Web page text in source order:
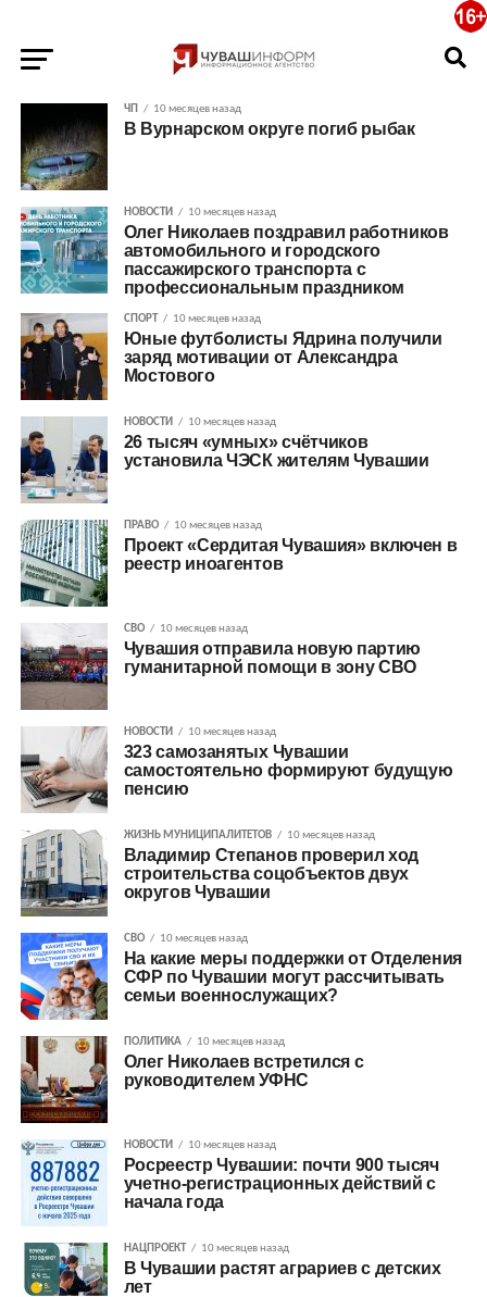
ЧП 10 месяцев назад
В Вурнарском округе погиб рыбак
НОВОСТИ 10 месяцев назад
Олег Николаев поздравил работников
автомобильного и городского
пассажирского транспорта с
профессиональным праздником
СПОРТ 10 месяцев назад
Юные футболисты Ядрина получили
заряд мотивации от Александра
Мостового
НОВОСТИ 10 месяцев назад
26 тысяч «умных» счётчиков
установила ЧЭСК жителям Чувашии
ПРАВО 10 месяцев назад
Проект «Сердитая Чувашия» включен в
реестр иноагентов
СВО 10 месяцев назад
Чувашия отправила новую партию
гуманитарной помощи в зону СВО
НОВОСТИ 10 месяцев назад
323 самозанятых Чувашии
самостоятельно формируют будущую
пенсию
ЖИЗНЬ МУНИЦИПАЛИТЕТОВ 10 месяцев назад
Владимир Степанов проверил ход
строительства соцобъектов двух
округов Чувашии
СВО 10 месяцев назад
На какие меры поддержки от Отделения
СФР по Чувашии могут рассчитывать
семьи военнослужащих?
ПОЛИТИКА 10 месяцев назад
Олег Николаев встретился с
руководителем УФНС
НОВОСТИ 10 месяцев назад
Росреестр Чувашии: почти 900 тысяч
учетно-регистрационных действий с
начала года
НАЦПРОЕКТ 10 месяцев назад
В Чувашии растят аграриев с детских
лет